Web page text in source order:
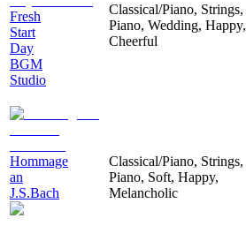
Fresh
Start
Day
BGM
Studio
Classical/Piano, Strings,
Piano, Wedding, Happy,
Cheerful
Hommage
an
J.S.Bach
Classical/Piano, Strings,
Piano, Soft, Happy,
Melancholic